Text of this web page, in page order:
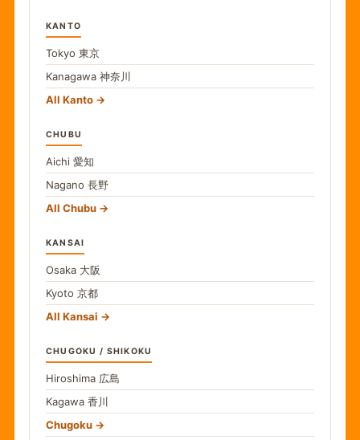
KANTO
Tokyo 東京
Kanagawa 神奈川
All Kanto
CHUBU
Aichi 愛知
Nagano 長野
All Chubu
KANSAI
Osaka 大阪
Kyoto 京都
All Kansai
CHUGOKU / SHIKOKU
Hiroshima 広島
Kagawa 香川
Chugoku